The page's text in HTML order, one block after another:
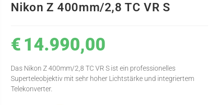
Nikon Z 400mm/2,8 TC VR S
€ 14.990,00
Das Nikon Z 400mm/2,8 TC VR S ist ein professionelles
Superteleobjektiv mit sehr hoher Lichtstärke und integriertem
Telekonverter.